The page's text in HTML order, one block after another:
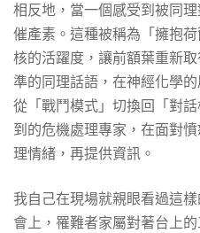
相反地，當一個感受到被同
催產素。這種被稱為「擁抱
核的活躍度，讓前額葉重新
準的同理話語，在神經化學
從「戰鬥模式」切換回「對
到的危機處理專家，在面對
理情緒，再提供資訊。
我自己在現場就親眼看過這
會上，罹難者家屬對著台上